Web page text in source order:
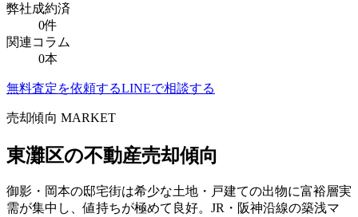
弊社成約済
0件
関連コラム
0本
無料査定を依頼するLINEで相談する
売却傾向 MARKET
東灘区の不動産売却傾向
御影・岡本の邸宅街は希少な土地・戸建ての出物に富裕層実
需が集中し、値持ちが極めて良好。JR・阪神沿線の築浅マ